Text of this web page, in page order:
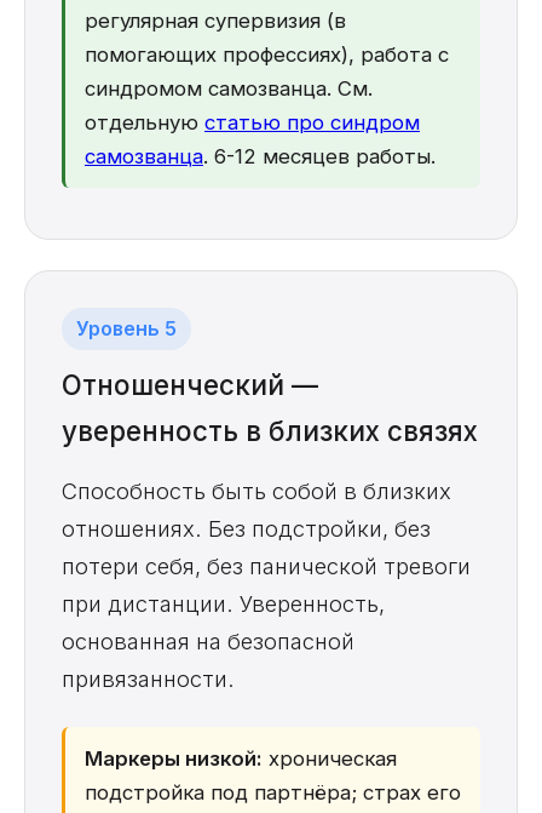
регулярная супервизия (в
помогающих профессиях), работа с
синдромом самозванца. См.
отдельную статью про синдром
самозванца. 6-12 месяцев работы.
Уровень 5
Отношенческий —
уверенность в близких связях
Способность быть собой в близких
отношениях. Без подстройки, без
потери себя, без панической тревоги
при дистанции. Уверенность,
основанная на безопасной
привязанности.
Маркеры низкой: хроническая
подстройка под партнёра; страх его